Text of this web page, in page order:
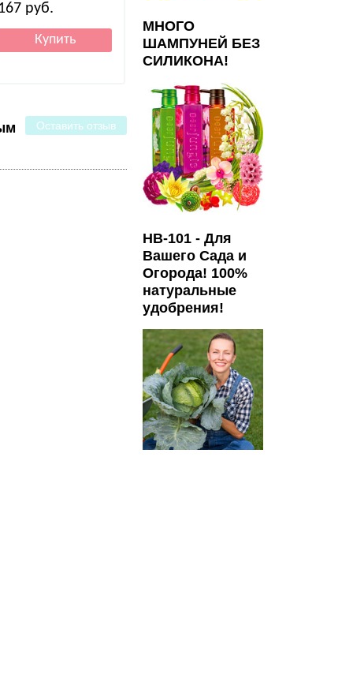
167 руб.
Оставить отзыв
МНОГО
ШАМПУНЕЙ БЕЗ
СИЛИКОНА!
HB-101 - Для
Вашего Сада и
Огорода! 100%
натуральные
удобрения!